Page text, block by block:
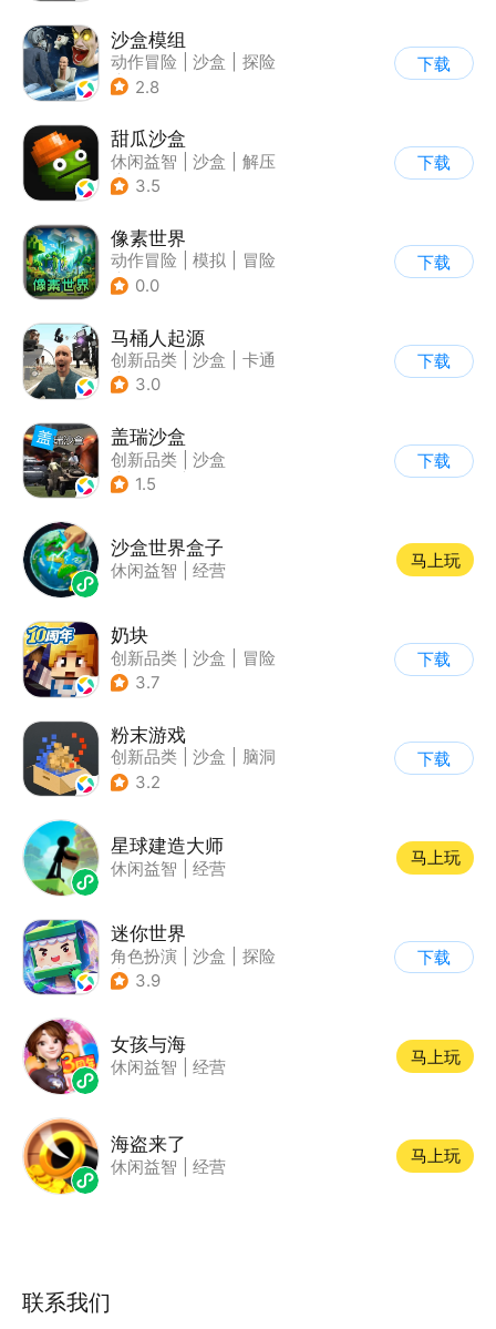
沙盒模组
动作冒险 沙盒
探险
| 卡通
2.8
下载
甜瓜沙盒
休闲益智 沙盒
解压
| 像素风
3.5
下载
像素世界
动作冒险 模拟
冒险
| 像素风
0.0
下载
马桶人起源
创新品类 沙盒
卡通
| 建造
3.0
下载
盖瑞沙盒
创新品类
沙盒
| 像素风
1.5
下载
沙盒世界盒子
休闲益智 经营
马上玩
奶块
创新品类 沙盒
冒险
| 开放世界
3.7
下载
粉末游戏
创新品类 沙盒
脑洞
| 像素风
3.2
下载
星球建造大师
休闲益智 经营
马上玩
迷你世界
角色扮演 沙盒
探险
| 我的世界
3.9
下载
女孩与海
休闲益智 经营
马上玩
海盗来了
休闲益智 经营
马上玩
联系我们